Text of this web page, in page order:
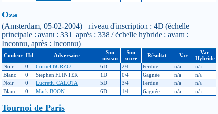
Oza
(Amsterdam, 05-02-2004) niveau d'inscription : 4D (échelle
principale : avant : 331, après : 338 / échelle hybride : avant :
Inconnu, après : Inconnu)
Couleur Hd Adversaire
Son
niveau
Son
score
Résultat Var
Var
Hybride
Noir
0 Cornel BURZO 6D 2/4 Perdue n/a
n/a
Blanc
0 Stephen FLINTER 1D 0/4 Gagnée n/a
n/a
Noir
0 Lucretiu CALOTA 5D 3/4 Perdue n/a
n/a
Blanc
0 Mark BOON 6D 1/4 Gagnée n/a n/a
Tournoi de Paris